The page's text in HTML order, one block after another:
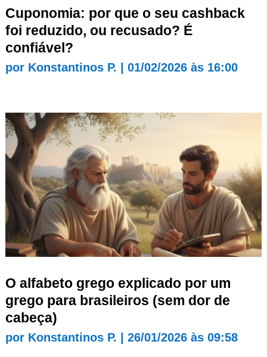
Cuponomia: por que o seu cashback
foi reduzido, ou recusado? É
confiável?
por Konstantinos P. 01/02/2026 às 16:00
O alfabeto grego explicado por um
grego para brasileiros (sem dor de
cabeça)
por Konstantinos P. 26/01/2026 às 09:58